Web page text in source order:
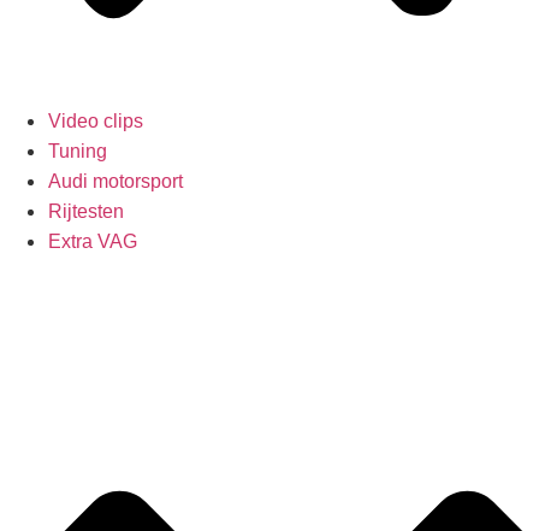
Video clips
Tuning
Audi motorsport
Rijtesten
Extra VAG